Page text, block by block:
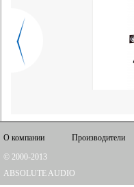
О компании Производители
© 2000-2013
ABSOLUTE AUDIO